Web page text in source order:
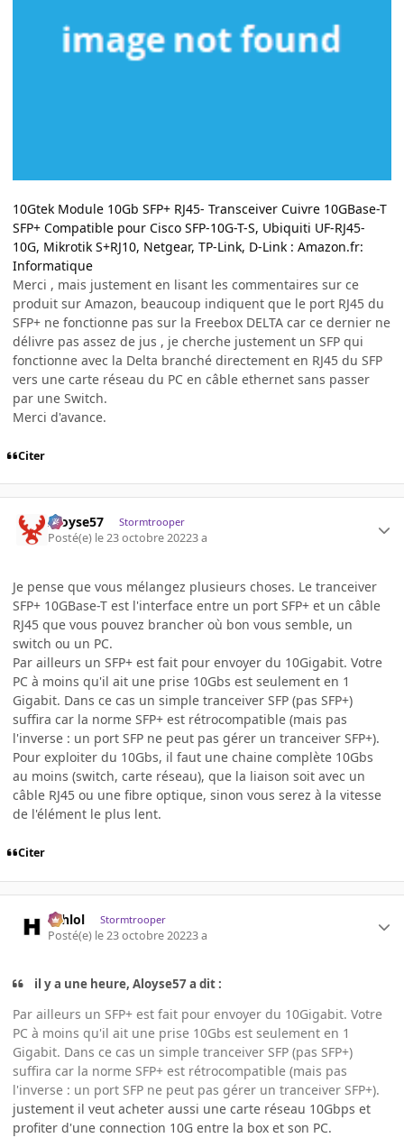
10Gtek Module 10Gb SFP+ RJ45- Transceiver Cuivre 10GBase-T
SFP+ Compatible pour Cisco SFP-10G-T-S, Ubiquiti UF-RJ45-
10G, Mikrotik S+RJ10, Netgear, TP-Link, D-Link : Amazon.fr:
Informatique
Merci , mais justement en lisant les commentaires sur ce
produit sur Amazon, beaucoup indiquent que le port RJ45 du
SFP+ ne fonctionne pas sur la Freebox DELTA car ce dernier ne
délivre pas assez de jus , je cherche justement un SFP qui
fonctionne avec la Delta branché directement en RJ45 du SFP
vers une carte réseau du PC en câble ethernet sans passer
par une Switch.
Merci d'avance.
Citer
Aloyse57 Stormtrooper
Posté(e) le 23 octobre 20223 a
Je pense que vous mélangez plusieurs choses. Le tranceiver
SFP+ 10GBase-T est l'interface entre un port SFP+ et un câble
RJ45 que vous pouvez brancher où bon vous semble, un
switch ou un PC.
Par ailleurs un SFP+ est fait pour envoyer du 10Gigabit. Votre
PC à moins qu'il ait une prise 10Gbs est seulement en 1
Gigabit. Dans ce cas un simple tranceiver SFP (pas SFP+)
suffira car la norme SFP+ est rétrocompatible (mais pas
l'inverse : un port SFP ne peut pas gérer un tranceiver SFP+).
Pour exploiter du 10Gbs, il faut une chaine complète 10Gbs
au moins (switch, carte réseau), que la liaison soit avec un
câble RJ45 ou une fibre optique, sinon vous serez à la vitesse
de l'élément le plus lent.
Citer
ashlol Stormtrooper
Posté(e) le 23 octobre 20223 a
il y a une heure, Aloyse57 a dit :
Par ailleurs un SFP+ est fait pour envoyer du 10Gigabit. Votre
PC à moins qu'il ait une prise 10Gbs est seulement en 1
Gigabit. Dans ce cas un simple tranceiver SFP (pas SFP+)
suffira car la norme SFP+ est rétrocompatible (mais pas
l'inverse : un port SFP ne peut pas gérer un tranceiver SFP+).
justement il veut acheter aussi une carte réseau 10Gbps et
profiter d'une connection 10G entre la box et son PC.